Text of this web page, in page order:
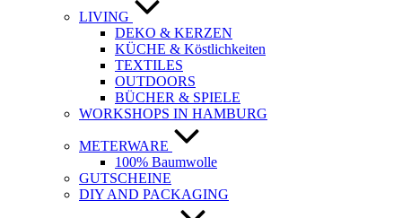
LIVING
DEKO & KERZEN
KÜCHE & Köstlichkeiten
TEXTILES
OUTDOORS
BÜCHER & SPIELE
WORKSHOPS IN HAMBURG
METERWARE
100% Baumwolle
GUTSCHEINE
DIY AND PACKAGING